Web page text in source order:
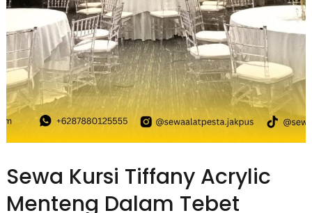
Sewa Kursi Tiffany Acrylic
Menteng Dalam Tebet